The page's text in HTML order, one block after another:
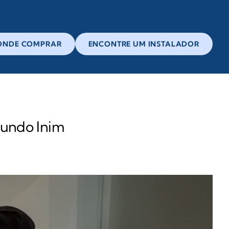
COMPRAR ENCONTRE UM INSTALADOR
Inim